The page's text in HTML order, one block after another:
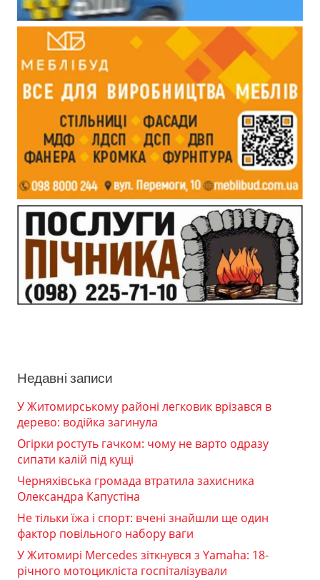
Недавні записи
У Житомирському районі легковик врізався в
дерево: водійка загинула
Огірки ростуть гачком: чому не варто одразу
сипати калій під кущі
Черняхівська громада втратила захисника
Олександра Капустіна
Не тільки їжа і спорт: вчені знайшли ще один
фактор повільного набору ваги
У Житомирі Mercedes зіткнувся з Yamaha: 18-
річного мотоцикліста госпіталізували